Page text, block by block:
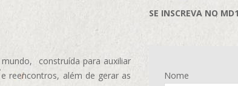
construída para auxiliar
reencontros, além de gerar as
SE INSCREVA NO MD1
Nome